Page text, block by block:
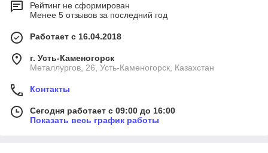
Рейтинг не сформирован
Менее 5 отзывов за последний год
Работает с 16.04.2018
г. Усть-Каменогорск
Металлургов, 26, Усть-Каменогорск, Казахстан
Контакты
Сегодня работает с 09:00 до 16:00
Показать весь график работы